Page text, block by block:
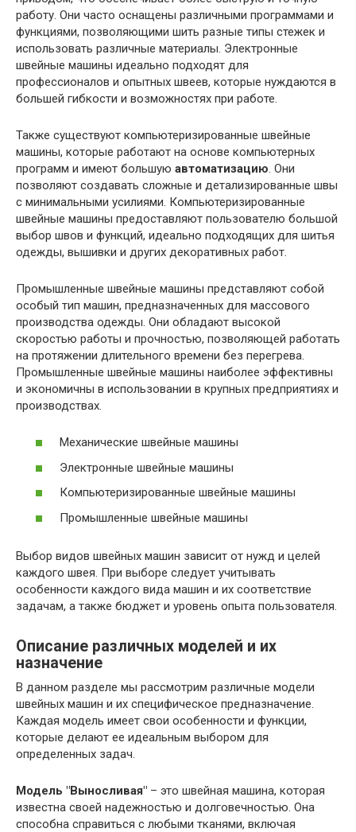
работу. Они часто оснащены различными программами и
функциями, позволяющими шить разные типы стежек и
использовать различные материалы. Электронные
швейные машины идеально подходят для
профессионалов и опытных швеев, которые нуждаются в
большей гибкости и возможностях при работе.
Также существуют компьютеризированные швейные
машины, которые работают на основе компьютерных
программ и имеют большую автоматизацию . Они
позволяют создавать сложные и детализированные швы
с минимальными усилиями. Компьютеризированные
швейные машины предоставляют пользователю большой
выбор швов и функций, идеально подходящих для шитья
одежды, вышивки и других декоративных работ.
Промышленные швейные машины представляют собой
особый тип машин, предназначенных для массового
производства одежды. Они обладают высокой
скоростью работы и прочностью, позволяющей работать
на протяжении длительного времени без перегрева.
Промышленные швейные машины наиболее эффективны
и экономичны в использовании в крупных предприятиях и
производствах.
Механические швейные машины
Электронные швейные машины
Компьютеризированные швейные машины
Промышленные швейные машины
Выбор видов швейных машин зависит от нужд и целей
каждого швея. При выборе следует учитывать
особенности каждого вида машин и их соответствие
задачам, а также бюджет и уровень опыта пользователя.
Описание различных моделей и их
назначение
В данном разделе мы рассмотрим различные модели
швейных машин и их специфическое предназначение.
Каждая модель имеет свои особенности и функции,
которые делают ее идеальным выбором для
определенных задач.
Модель "Выносливая" – это швейная машина, которая
известна своей надежностью и долговечностью. Она
способна справиться с любыми тканями, включая